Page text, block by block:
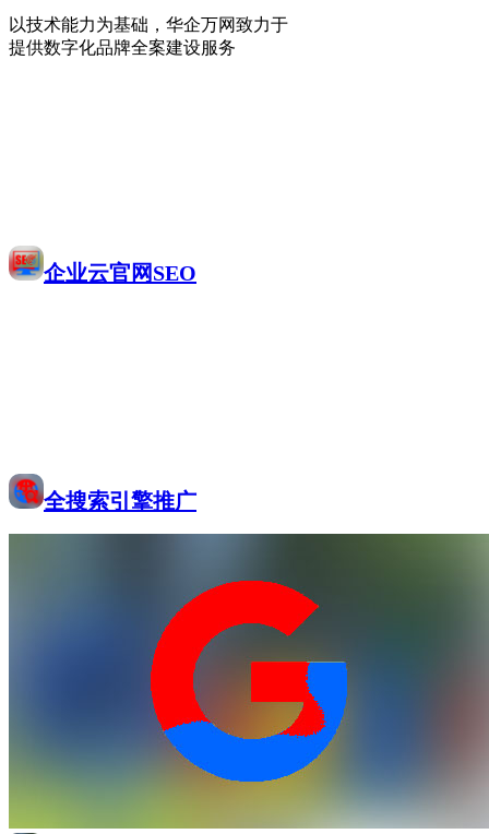
以技术能力为基础，华企万网致力于
提供数字化品牌全案建设服务
企业云官网SEO
全搜索引擎推广